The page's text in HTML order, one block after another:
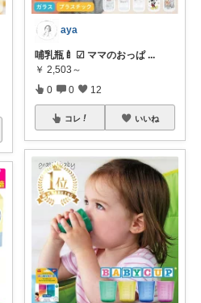
aya
哺乳瓶🍼 ︎︎︎︎︎︎☑︎ ママのおっぱ ...
￥ 2,503～
0 0 12
コレ いいね